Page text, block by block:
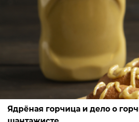
Ядрёная горчица и дело о